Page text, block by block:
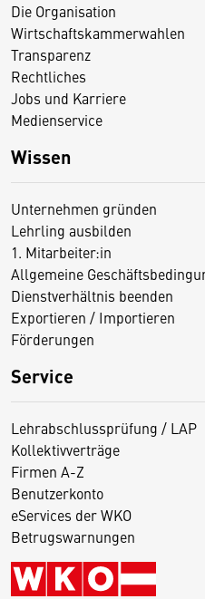
Die Organisation
Wirtschaftskammerwahlen
Transparenz
Rechtliches
Jobs und Karriere
Medienservice
Wissen
Unternehmen gründen
Lehrling ausbilden
1. Mitarbeiter:in
Allgemeine
Dienstverhältnis beenden
Exportieren / Importieren
Förderungen
Service
Lehrabschlussprüfung / LAP
Kollektivverträge
Firmen A-Z
Benutzerkonto
eServices der WKO
Betrugswarnungen